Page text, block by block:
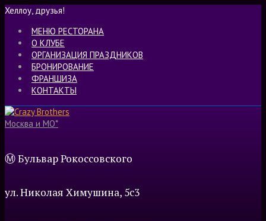
Хеллоу, друзья!
МЕНЮ РЕСТОРАНА
О КЛУБЕ
ОРГАНИЗАЦИЯ ПРАЗДНИКОВ
БРОНИРОВАНИЕ
ФРАНШИЗА
КОНТАКТЫ
Москва и МО*
Ⓜ Бульвар Рокоссовского
ул. Николая Химушина, 5c3